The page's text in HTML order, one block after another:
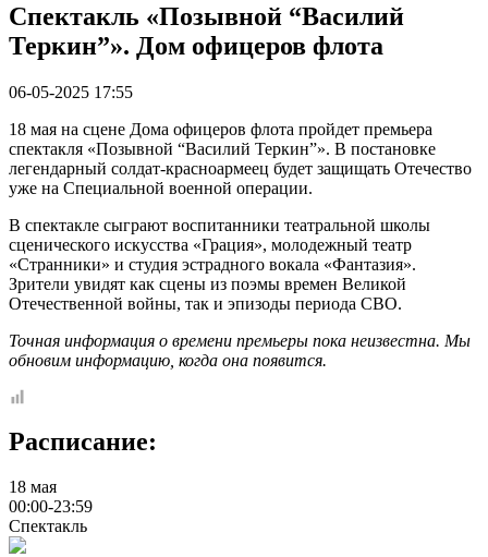
Спектакль «Позывной “Василий
Теркин”». Дом офицеров флота
06-05-2025 17:55
18 мая на сцене Дома офицеров флота пройдет премьера
спектакля «Позывной “Василий Теркин”». В постановке
легендарный солдат-красноармеец будет защищать Отечество
уже на Специальной военной операции.
В спектакле сыграют воспитанники театральной школы
сценического искусства «Грация», молодежный театр
«Странники» и студия эстрадного вокала «Фантазия».
Зрители увидят как сцены из поэмы времен Великой
Отечественной войны, так и эпизоды периода СВО.
Точная информация о времени премьеры пока неизвестна. Мы
обновим информацию, когда она появится.
Расписание:
18 мая
00:00-23:59
Спектакль